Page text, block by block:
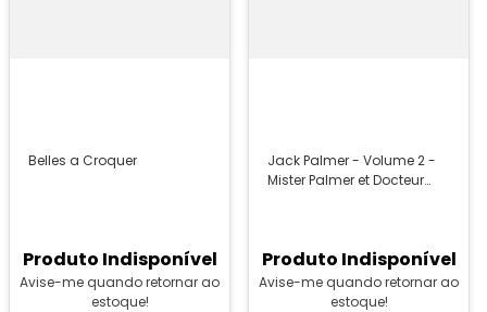
Belles a Croquer
Produto Indisponível
Avise-me quando retornar ao
estoque!
Jack Palmer - Volume 2 -
Mister Palmer et Docteur
Produto Indisponível
Avise-me quando retornar ao
estoque!